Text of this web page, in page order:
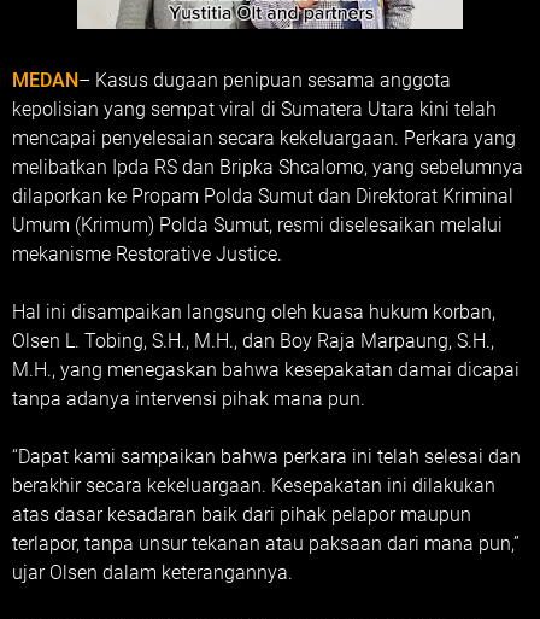
MEDAN– Kasus dugaan penipuan sesama anggota
kepolisian yang sempat viral di Sumatera Utara kini telah
mencapai penyelesaian secara kekeluargaan. Perkara yang
melibatkan Ipda RS dan Bripka Shcalomo, yang sebelumnya
dilaporkan ke Propam Polda Sumut dan Direktorat Kriminal
Umum (Krimum) Polda Sumut, resmi diselesaikan melalui
mekanisme Restorative Justice.
Hal ini disampaikan langsung oleh kuasa hukum korban,
Olsen L. Tobing, S.H., M.H., dan Boy Raja Marpaung, S.H.,
M.H., yang menegaskan bahwa kesepakatan damai dicapai
tanpa adanya intervensi pihak mana pun.
“Dapat kami sampaikan bahwa perkara ini telah selesai dan
berakhir secara kekeluargaan. Kesepakatan ini dilakukan
atas dasar kesadaran baik dari pihak pelapor maupun
terlapor, tanpa unsur tekanan atau paksaan dari mana pun,”
ujar Olsen dalam keterangannya.